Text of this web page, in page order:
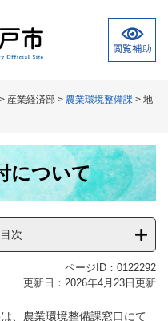
> 産業経済部 > 農業環境整備課 > 地
について
次
ページID：0122292
更新日：2026年4月23日更新
、農業環境整備課窓口にて